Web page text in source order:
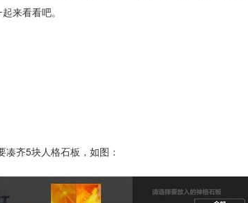
来看看吧。
齐5块人格石板，如图：